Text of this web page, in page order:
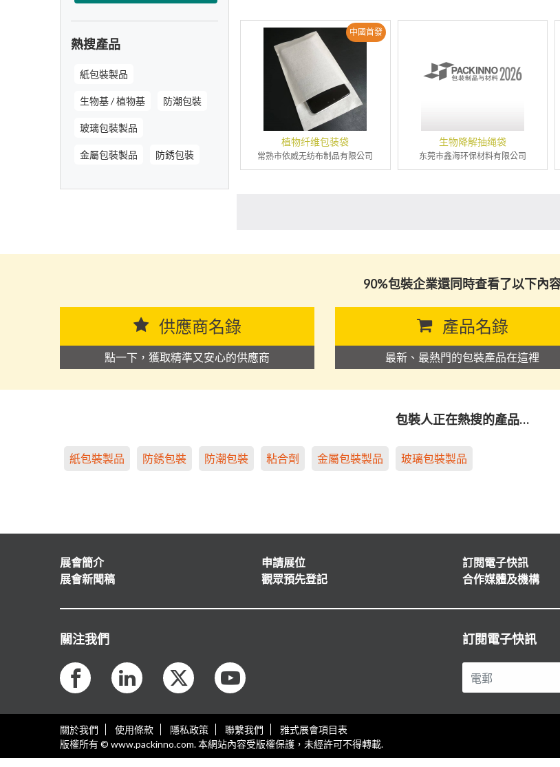
熱搜產品
紙包裝製品
生物基 / 植物基 防潮包裝
玻璃包裝製品
金屬包裝製品 防銹包裝
中國首發
植物纤维包装袋
常熟市依威无纺布制品有限公司
生物降解抽绳袋
东莞市鑫海环保材料有限公司
90%包裝企業還同時查看了以下內
供應商名錄
點一下，獲取精準又安心的供應商
產品名錄
最新、最熱門的包裝產品在這裡
包裝人正在熱搜的產品…
紙包裝製品 防銹包裝 防潮包裝 粘合劑 金屬包裝製品 玻璃包裝製品
展會簡介
展會新聞稿
申請展位
觀眾預先登記
訂閱電子快訊
合作媒體及機構
關注我們 訂閱電子快訊
關於我們 使用條款 隱私政策 聯繫我們
雅式展會項目表
版權所有 © www.packinno.com. 本網站內容受版權保護，未經許可不得轉載.